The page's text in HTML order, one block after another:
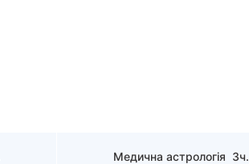
Медична астрологія 3ч.